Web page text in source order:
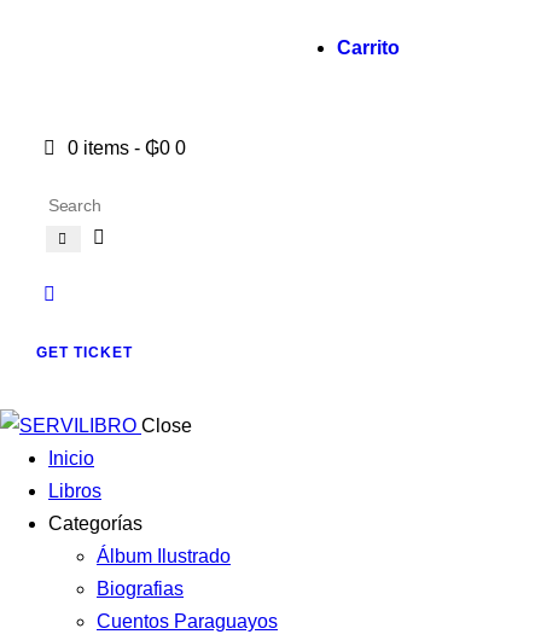
Carrito
0 items - ₲0 0
GET TICKET
Close
Inicio
Libros
Categorías
Álbum Ilustrado
Biografias
Cuentos Paraguayos